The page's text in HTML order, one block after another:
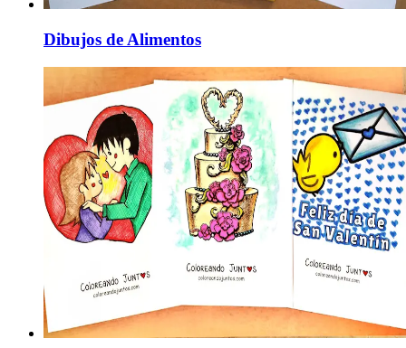
Dibujos de Alimentos